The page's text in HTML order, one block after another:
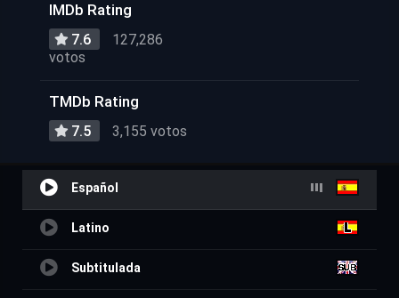
IMDb Rating
7.6
127,286
votos
TMDb Rating
7.5 3,155 votos
Español
Latino
Subtitulada